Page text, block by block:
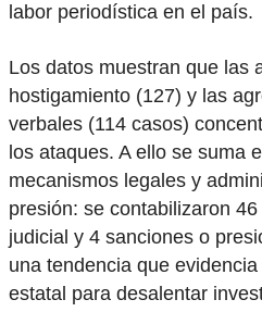
labor periodística en el país.
Los datos muestran que las
hostigamiento (127) y las
verbales (114 casos)
los ataques. A ello se suma
mecanismos legales y
presión: se contabilizaron
judicial y 4 sanciones o
una tendencia que
estatal para desalentar